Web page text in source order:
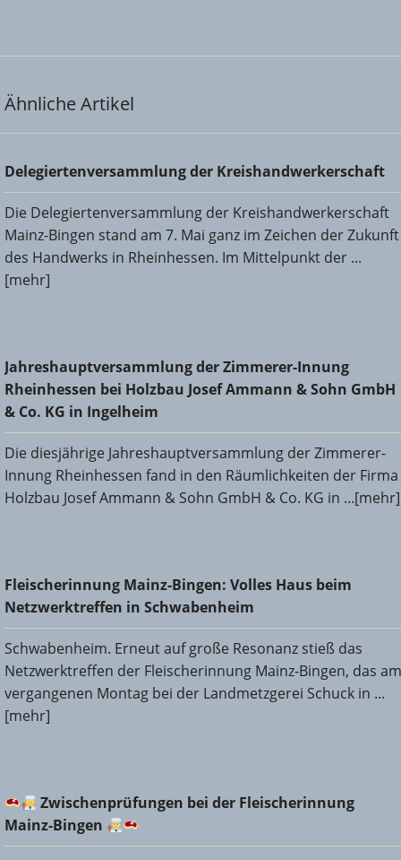
Ähnliche Artikel
Delegiertenversammlung der Kreishandwerkerschaft
Delegiertenversammlung der Kreishandwerkerschaft
Die Delegiertenversammlung der Kreishandwerkerschaft
Mainz-Bingen stand am 7. Mai ganz im Zeichen der Zukunft
des Handwerks in Rheinhessen. Im Mittelpunkt der ...
[mehr]
Jahreshauptversammlung der Zimmerer-Innung
Rheinhessen bei Holzbau Josef Ammann & Sohn GmbH &
Co. KG in Ingelheim
Jahreshauptversammlung der Zimmerer-Innung
Rheinhessen bei Holzbau Josef Ammann & Sohn GmbH
& Co. KG in Ingelheim
Die diesjährige Jahreshauptversammlung der Zimmerer-
Innung Rheinhessen fand in den Räumlichkeiten der Firma
Holzbau Josef Ammann & Sohn GmbH & Co. KG in ...[mehr]
Fleischerinnung Mainz-Bingen: Volles Haus beim
Netzwerktreffen in Schwabenheim
Fleischerinnung Mainz-Bingen: Volles Haus beim
Netzwerktreffen in Schwabenheim
Schwabenheim. Erneut auf große Resonanz stieß das
Netzwerktreffen der Fleischerinnung Mainz-Bingen, das am
vergangenen Montag bei der Landmetzgerei Schuck in ...
[mehr]
Zwischenprüfungen bei der Fleischerinnung Mainz-
Bingen
Zwischenprüfungen bei der Fleischerinnung
Mainz-Bingen